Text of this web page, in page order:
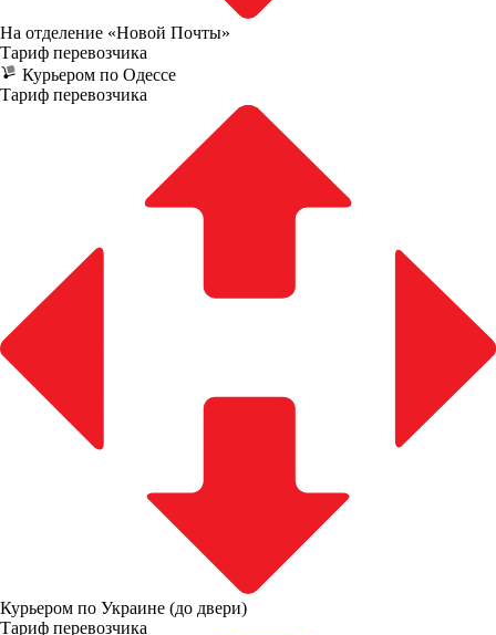
На отделение «Новой Почты»
Тариф перевозчика
Курьером по Одессе
Тариф перевозчика
Курьером по Украине (до двери)
Тариф перевозчика